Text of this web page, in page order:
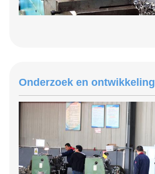
Onderzoek en ontwikkeling